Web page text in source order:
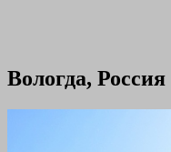
Вологда, Россия